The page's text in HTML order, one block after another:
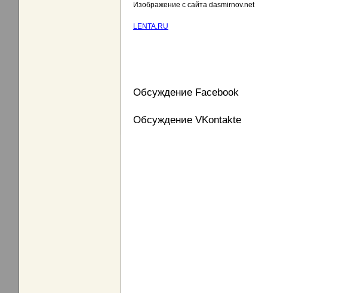
Изображение с сайта dasmirnov.net
LENTA.RU
Обсуждение Facebook
Обсуждение VKontakte